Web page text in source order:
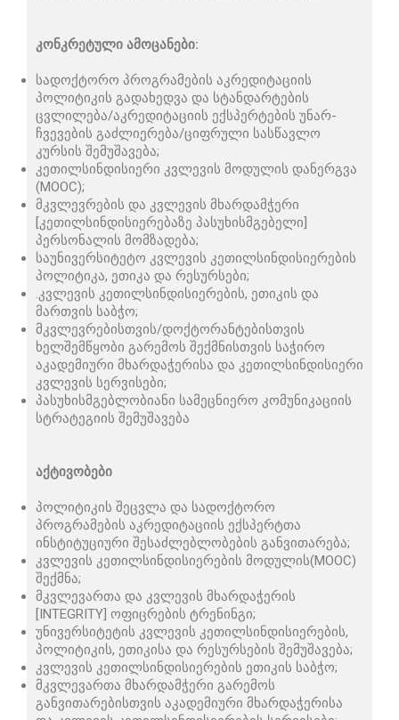
კონკრეტული ამოცანები:
სადოქტორო პროგრამების აკრედიტაციის
პოლიტიკის გადახედვა და სტანდარტების
ცვლილება/აკრედიტაციის ექსპერტების უნარ-
ჩვევების გაძლიერება/ციფრული სასწავლო
კურსის შემუშავება;
კეთილსინდისიერი კვლევის მოდულის დანერგვა
(MOOC);
მკვლევრების და კვლევის მხარდამჭერი
[კეთილსინდისიერებაზე პასუხისმგებელი]
პერსონალის მომზადება;
საუნივერსიტეტო კვლევის კეთილსინდისიერების
პოლიტიკა, ეთიკა და რესურსები;
.კვლევის კეთილსინდისიერების, ეთიკის და
მართვის საბჭო;
მკვლევრებისთვის/დოქტორანტებისთვის
ხელშემწყობი გარემოს შექმნისთვის საჭირო
აკადემიური მხარდაჭერისა და კეთილსინდისიერი
კვლევის სერვისები;
პასუხისმგებლობიანი სამეცნიერო კომუნიკაციის
სტრატეგიის შემუშავება
აქტივობები
პოლიტიკის შეცვლა და სადოქტორო
პროგრამების აკრედიტაციის ექსპერტთა
ინსტიტუციური შესაძლებლობების განვითარება;
კვლევის კეთილსინდისიერების მოდულის(MOOC)
შექმნა;
მკვლევართა და კვლევის მხარდაჭერის
[INTEGRITY] ოფიცრების ტრენინგი;
უნივერსიტეტის კვლევის კეთილსინდისიერების,
პოლიტიკის, ეთიკისა და რესურსების შემუშავება;
კვლევის კეთილსინდისიერების ეთიკის საბჭო;
მკვლევართა მხარდამჭერი გარემოს
განვითარებისთვის აკადემიური მხარდაჭერისა